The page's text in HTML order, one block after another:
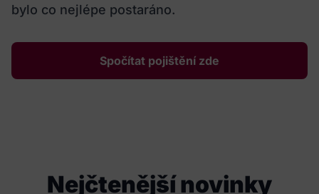
bylo co nejlépe postaráno.
Spočítat pojištění zde
Nejčtenější novinky